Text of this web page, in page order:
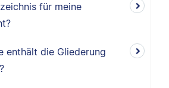
für meine
enthält die Gliederung